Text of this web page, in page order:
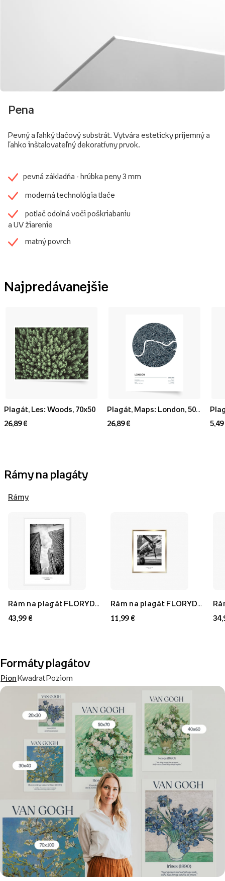
Pena
Pevný a ľahký tlačový substrát. Vytvára esteticky príjemný a
ľahko inštalovateľný dekoratívny prvok.
pevná základňa - hrúbka peny 3 mm
moderná technológia tlače
potlač odolná voči poškriabaniu
a UV žiarenie
matný povrch
Najpredávanejšie
Plagát, Les: Woods, 70x50
26,89 €
26,89 €
5,49
Rámy na plagáty
Rámy
43,99 €
11,99 €
Formáty plagátov
PionKwadratPoziom